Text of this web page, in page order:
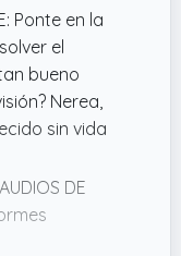
Ponte en la
el
bueno
Nerea,
sin vida
DE